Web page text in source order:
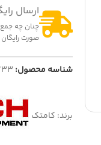
ارسال
صورت
شناسه محصول:
برند: کامتک